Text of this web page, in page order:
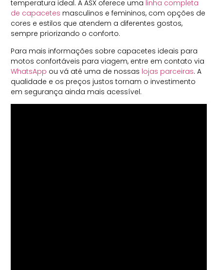
temperatura ideal. A ASX oferece uma linha completa
de capacetes masculinos e femininos, com opções de
cores e estilos que atendem a diferentes gostos,
sempre priorizando o conforto.
Para mais informações sobre capacetes ideais para
motos confortáveis para viagem, entre em contato via
WhatsApp ou vá até uma de nossas lojas parceiras. A
qualidade e os preços justos tornam o investimento
em segurança ainda mais acessível.